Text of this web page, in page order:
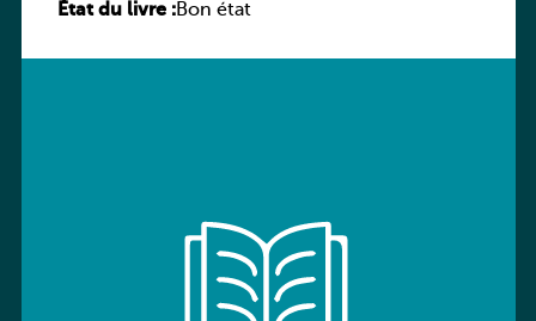
Luxemburg – Arbeitsheft
État du livre :Bon état